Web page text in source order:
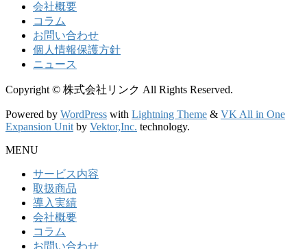
会社概要
コラム
お問い合わせ
個人情報保護方針
ニュース
Copyright © 株式会社リンク All Rights Reserved.
Powered by WordPress with Lightning Theme & VK All in One
Expansion Unit by Vektor,Inc. technology.
MENU
サービス内容
取扱商品
導入実績
会社概要
コラム
お問い合わせ